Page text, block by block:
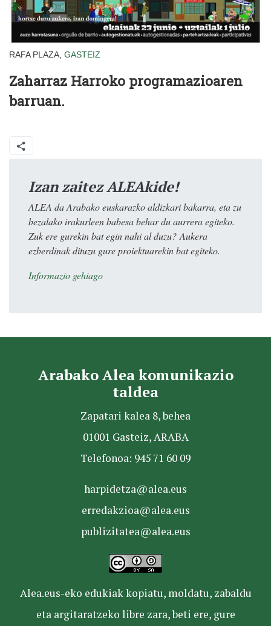
RAFA PLAZA, GASTEIZ
Zaharraz Harroko programazioaren
barruan.
Izan zaitez ALEAkide!
ALEA da Arabako euskarazko aldizkari bakarra, eta zu
bezalako irakurleen babesa behar du aurrera egiteko.
Zuk ere gurekin bat egin nahi al duzu? Aukera
ezberdinak dituzu gure proiektuarekin bat egiteko.
Informazio gehiago
Arabako Alea komunikazio
taldea
Zapatari kalea 8, behea
01001 Gasteiz, ARABA
Telefonoa: 945 71 60 09
harpidetza@alea.eus
erredakzioa@alea.eus
publizitatea@alea.eus
Alea.eus-eko edukiak kopiatu, moldatu, zabaldu
eta argitaratzeko libre zara, beti ere, gure